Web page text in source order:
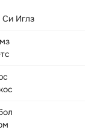
Си Иглз